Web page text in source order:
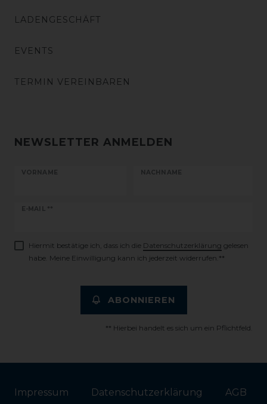
LADENGESCHÄFT
EVENTS
TERMIN VEREINBAREN
NEWSLETTER ANMELDEN
VORNAME NACHNAME
E-MAIL **
Newsletter
Hiermit bestätige ich, dass ich die Daten­schutz­erklärung gelesen
habe. Meine Einwilligung kann ich jederzeit widerrufen.**
ABONNIEREN
** Hierbei handelt es sich um ein Pflichtfeld.
Impressum Daten­schutz­erklärung AGB